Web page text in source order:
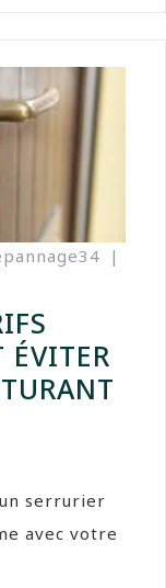
|
ÉVITER
serrurier
avec votre